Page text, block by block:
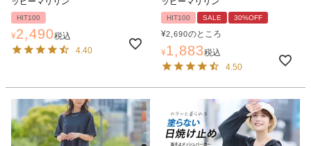
HIT100
¥2,490税込
4.40
HIT100 SALE 30%OFF
¥2,690のところ
¥1,883税込
4.50